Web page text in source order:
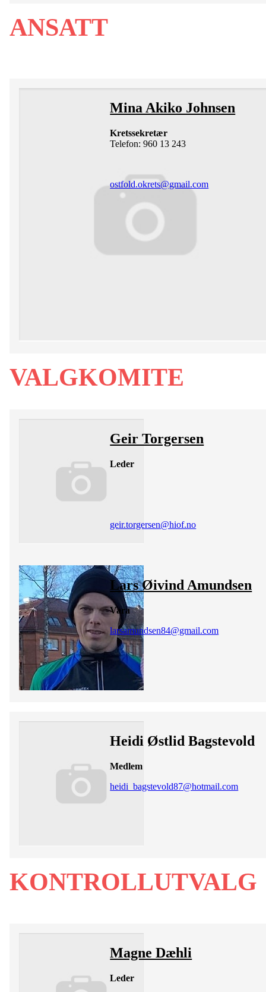
ANSATT
Mina Akiko Johnsen
Kretssekretær
Telefon: 960 13 243
ostfold.okrets@gmail.com
VALGKOMITE
Geir Torgersen
Leder
geir.torgersen@hiof.no
Lars Øivind Amundsen
Vara
larsamundsen84@gmail.com
Heidi Østlid Bagstevold
Medlem
heidi_bagstevold87@hotmail.com
KONTROLLUTVALG
Magne Dæhli
Leder